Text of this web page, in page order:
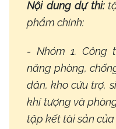
Nội dung dự thi:
phẩm chính:
- Nhóm 1. Công
năng phòng,
dân, kho cứu trợ,
khí tượng và
tập kết tài sản